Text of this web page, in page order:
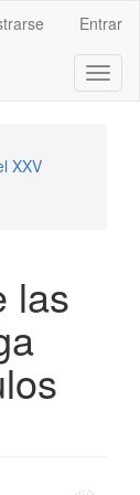
Entrar
XXV
las